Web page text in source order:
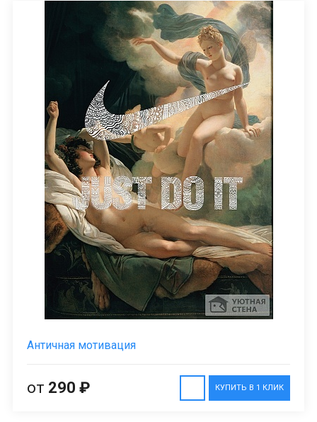
Античная мотивация
КУПИТЬ В 1 КЛИК
от 290 ₽